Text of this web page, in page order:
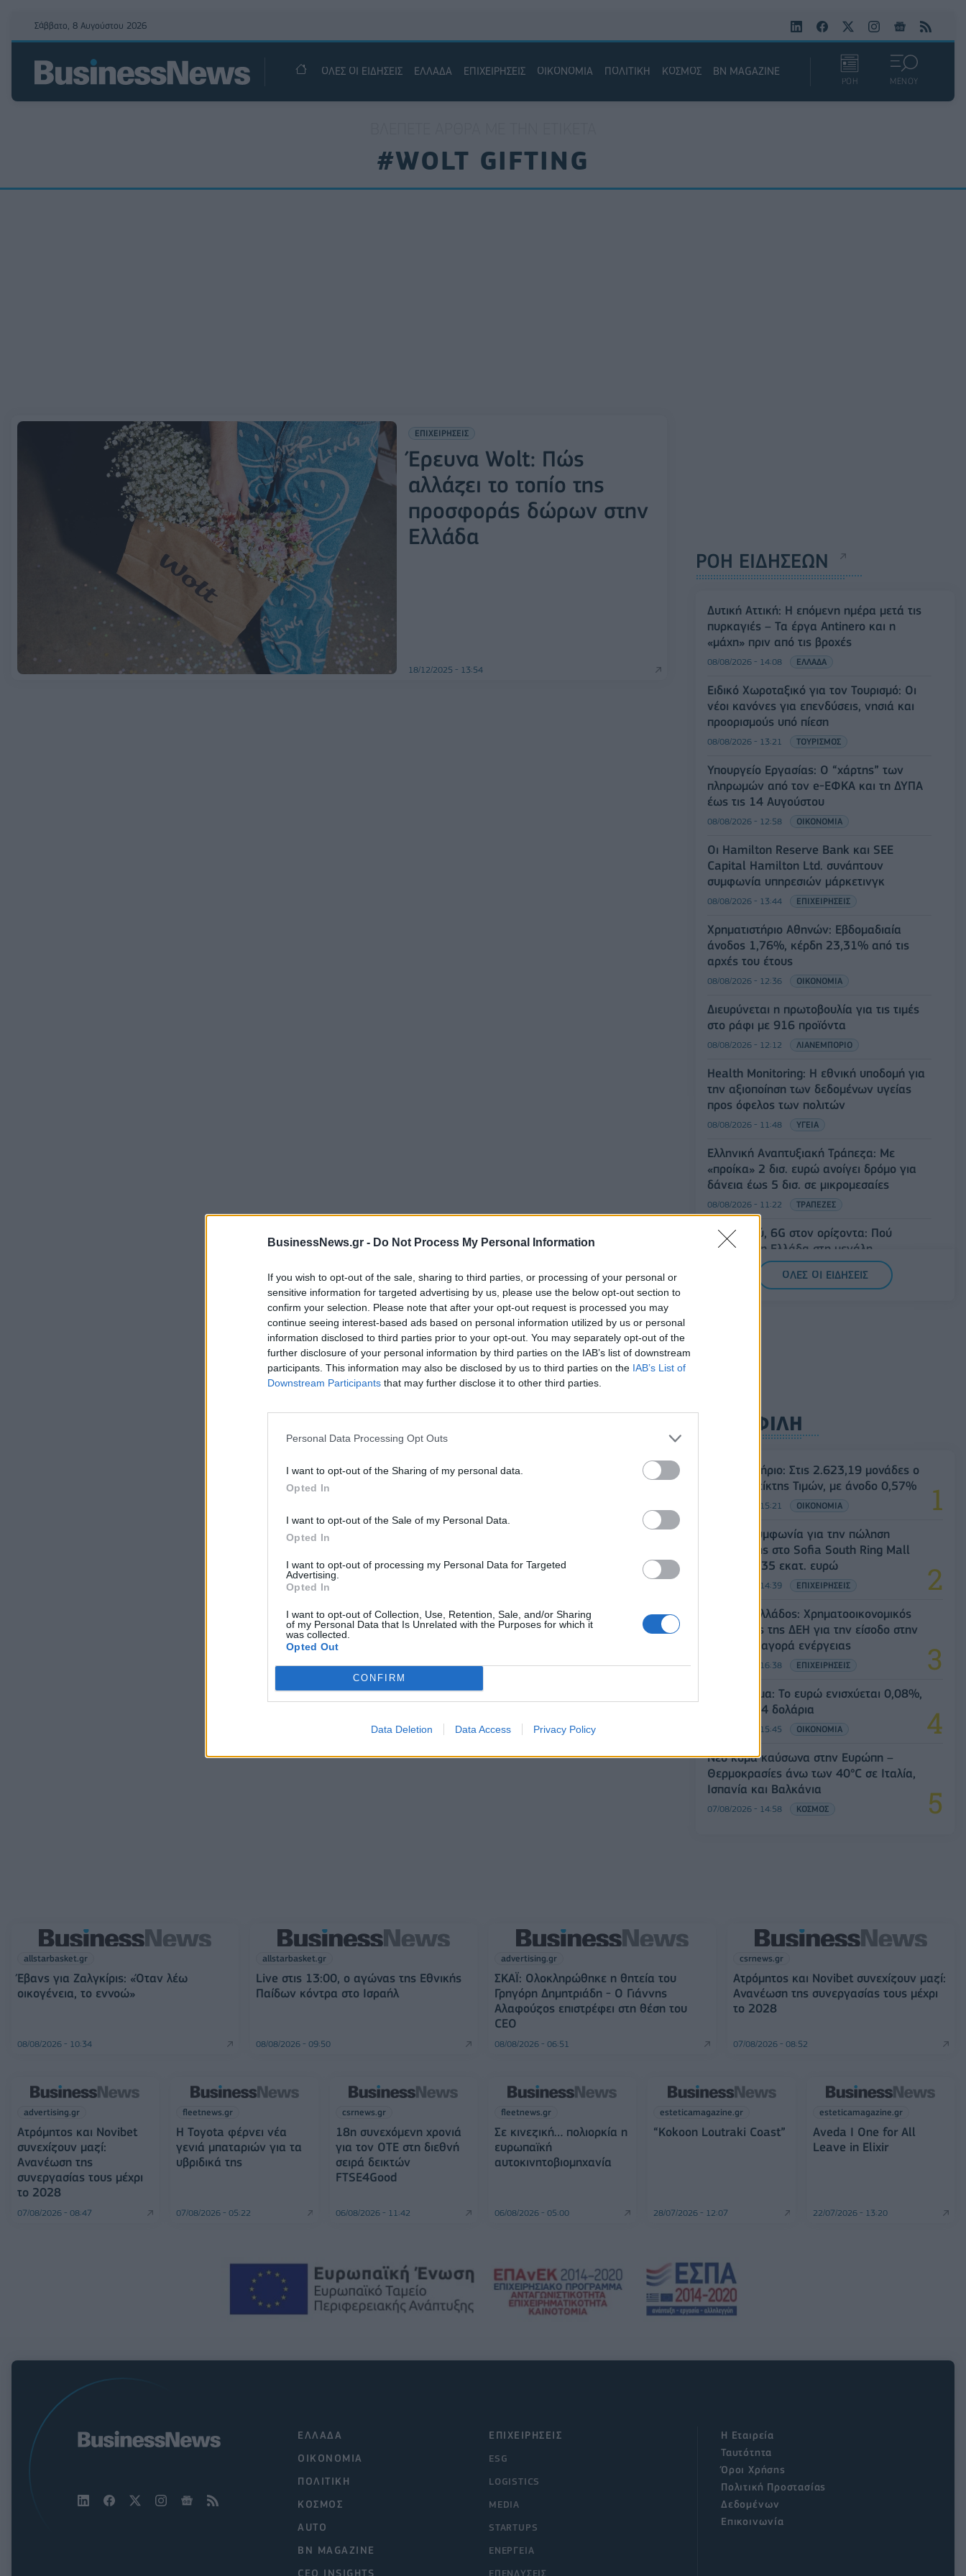
BusinessNews.gr - Do Not Process My Personal Information
If you wish to opt-out of the sale, sharing to third parties, or processing of your personal or
sensitive information for targeted advertising by us, please use the below opt-out section to
confirm your selection. Please note that after your opt-out request is processed you may
continue seeing interest-based ads based on personal information utilized by us or personal
information disclosed to third parties prior to your opt-out. You may separately opt-out of the
further disclosure of your personal information by third parties on the IAB’s list of downstream
participants. This information may also be disclosed by us to third parties on the IAB’s List of
Downstream Participants that may further disclose it to other third parties.
Personal Data Processing Opt Outs
I want to opt-out of the Sharing of my personal data.
Opted In
I want to opt-out of the Sale of my Personal Data.
Opted In
I want to opt-out of processing my Personal Data for Targeted
Advertising.
Opted In
I want to opt-out of Collection, Use, Retention, Sale, and/or Sharing
of my Personal Data that Is Unrelated with the Purposes for which it
was collected.
Opted Out
CONFIRM
Data Deletion Data Access Privacy Policy
Σάββατο, 8 Αυγούστου 2026
ΟΛΕΣ ΟΙ ΕΙΔΗΣΕΙΣ ΕΛΛΑΔΑ ΕΠΙΧΕΙΡΗΣΕΙΣ ΟΙΚΟΝΟΜΙΑ ΠΟΛΙΤΙΚΗ ΚΟΣΜΟΣ BN MAGAZINE
ΡΟΗ ΜΕΝΟΥ
#WOLT GIFTING
ΕΠΙΧΕΙΡΗΣΕΙΣ
Έρευνα Wolt: Πώς
αλλάζει το τοπίο της
προσφοράς δώρων στην
Ελλάδα
18/12/2025 - 13:54
ΡΟΗ ΕΙΔΗΣΕΩΝ
Δυτική Αττική: Η επόμενη ημέρα μετά τις
πυρκαγιές – Τα έργα Antinero και η
«μάχη» πριν από τις βροχές
08/08/2026 - 14:08 ΕΛΛΑΔΑ
Ειδικό Χωροταξικό για τον Τουρισμό: Οι
νέοι κανόνες για επενδύσεις, νησιά και
προορισμούς υπό πίεση
08/08/2026 - 13:21 ΤΟΥΡΙΣΜΟΣ
Υπουργείο Εργασίας: Ο “χάρτης” των
πληρωμών από τον e-ΕΦΚΑ και τη ΔΥΠΑ
έως τις 14 Αυγούστου
08/08/2026 - 12:58 ΟΙΚΟΝΟΜΙΑ
Οι Hamilton Reserve Bank και SEE
Capital Hamilton Ltd. συνάπτουν
συμφωνία υπηρεσιών μάρκετινγκ
08/08/2026 - 13:44 ΕΠΙΧΕΙΡΗΣΕΙΣ
Χρηματιστήριο Αθηνών: Εβδομαδιαία
άνοδος 1,76%, κέρδη 23,31% από τις
αρχές του έτους
08/08/2026 - 12:36 ΟΙΚΟΝΟΜΙΑ
Διευρύνεται η πρωτοβουλία για τις τιμές
στο ράφι με 916 προϊόντα
08/08/2026 - 12:12 ΛΙΑΝΕΜΠΟΡΙΟ
Health Monitoring: Η εθνική υποδομή για
την αξιοποίηση των δεδομένων υγείας
προς όφελος των πολιτών
08/08/2026 - 11:48 ΥΓΕΙΑ
Ελληνική Αναπτυξιακή Τράπεζα: Με
«προίκα» 2 δισ. ευρώ ανοίγει δρόμο για
δάνεια έως 5 δισ. σε μικρομεσαίες
08/08/2026 - 11:22 ΤΡΑΠΕΖΕΣ
5G παντού, 6G στον ορίζοντα: Πού
βρίσκεται η Ελλάδα στη μεγάλη
τεχνολογική μετάβαση
08/08/2026 - 10:54
ΟΛΕΣ ΟΙ ΕΙΔΗΣΕΙΣ
ΔΗΜΟΦΙΛΗ
Χρηματιστήριο: Στις 2.623,19 μονάδες ο
Γενικός Δείκτης Τιμών, με άνοδο 0,57%
07/08/2026 - 15:21 ΟΙΚΟΝΟΜΙΑ
Fourlis: Συμφωνία για την πώληση
συμμετοχής στο Sofia South Ring Mall
έναντι 49,35 εκατ. ευρώ
07/08/2026 - 14:39 ΕΠΙΧΕΙΡΗΣΕΙΣ
Deloitte Ελλάδος: Χρηματοοικονομικός
σύμβουλος της ΔΕΗ για την είσοδο στην
πολωνική αγορά ενέργειας
07/08/2026 - 16:38 ΕΠΙΧΕΙΡΗΣΕΙΣ
Συνάλλαγμα: Το ευρώ ενισχύεται 0,08%,
στα 1,1534 δολάρια
07/08/2026 - 15:45 ΟΙΚΟΝΟΜΙΑ
Νέο κύμα καύσωνα στην Ευρώπη –
Θερμοκρασίες άνω των 40°C σε Ιταλία,
Ισπανία και Βαλκάνια
07/08/2026 - 14:58 ΚΟΣΜΟΣ
allstarbasket.gr
Έβανς για Ζαλγκίρις: «Όταν λέω
οικογένεια, το εννοώ»
08/08/2026 - 10:34
allstarbasket.gr
Live στις 13:00, ο αγώνας της Εθνικής
Παίδων κόντρα στο Ισραήλ
08/08/2026 - 09:50
advertising.gr
ΣΚΑΪ: Ολοκληρώθηκε η θητεία του
Γρηγόρη Δημητριάδη - Ο Γιάννης
Αλαφούζος επιστρέφει στη θέση του
CEO
08/08/2026 - 06:51
csrnews.gr
Ατρόμητος και Novibet συνεχίζουν μαζί:
Ανανέωση της συνεργασίας τους μέχρι
το 2028
07/08/2026 - 08:52
advertising.gr
Ατρόμητος και Novibet
συνεχίζουν μαζί:
Ανανέωση της
συνεργασίας τους μέχρι
το 2028
07/08/2026 - 08:47
fleetnews.gr
Η Toyota φέρνει νέα
γενιά μπαταριών για τα
υβριδικά της
07/08/2026 - 05:22
csrnews.gr
18η συνεχόμενη χρονιά
για τον ΟΤΕ στη διεθνή
σειρά δεικτών
FTSE4Good
06/08/2026 - 11:42
fleetnews.gr
Σε κινεζική… πολιορκία η
ευρωπαϊκή
αυτοκινητοβιομηχανία
06/08/2026 - 05:00
esteticamagazine.gr
“Kokoon Loutraki Coast”
28/07/2026 - 12:07
esteticamagazine.gr
Aveda I One for All
Leave in Elixir
22/07/2026 - 13:20
ΕΠΙΧΕΙΡΗΣΕΙΣ
ESG
LOGISTICS
MEDIA
STARTUPS
ΕΝΕΡΓΕΙΑ
ΕΠΕΝΔΥΣΕΙΣ
ΕΛΛΑΔΑ
ΟΙΚΟΝΟΜΙΑ
ΠΟΛΙΤΙΚΗ
ΚΟΣΜΟΣ
AUTO
BN MAGAZINE
CEO INSIGHTS
Η Εταιρεία
Ταυτότητα
Όροι Χρήσης
Πολιτική Προστασίας
Δεδομένων
Επικοινωνία